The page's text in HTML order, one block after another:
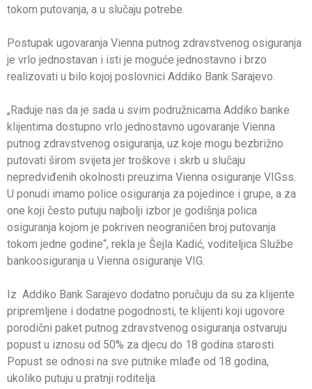
tokom putovanja, a u slučaju potrebe.
Postupak ugovaranja Vienna putnog zdravstvenog osiguranja
je vrlo jednostavan i isti je moguće jednostavno i brzo
realizovati u bilo kojoj poslovnici Addiko Bank Sarajevo.
„Raduje nas da je sada u svim podružnicama Addiko banke
klijentima dostupno vrlo jednostavno ugovaranje Vienna
putnog zdravstvenog osiguranja, uz koje mogu bezbrižno
putovati širom svijeta jer troškove i skrb u slučaju
nepredviđenih okolnosti preuzima Vienna osiguranje VIGss.
U ponudi imamo police osiguranja za pojedince i grupe, a za
one koji često putuju najbolji izbor je godišnja polica
osiguranja kojom je pokriven neograničen broj putovanja
tokom jedne godine“, rekla je Šejla Kadić, voditeljica Službe
bankoosiguranja u Vienna osiguranje VIG.
Iz Addiko Bank Sarajevo dodatno poručuju da su za klijente
pripremljene i dodatne pogodnosti, te klijenti koji ugovore
porodični paket putnog zdravstvenog osiguranja ostvaruju
popust u iznosu od 50% za djecu do 18 godina starosti.
Popust se odnosi na sve putnike mlađe od 18 godina,
ukoliko putuju u pratnji roditelja.